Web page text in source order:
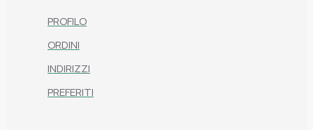
PROFILO
ORDINI
INDIRIZZI
PREFERITI